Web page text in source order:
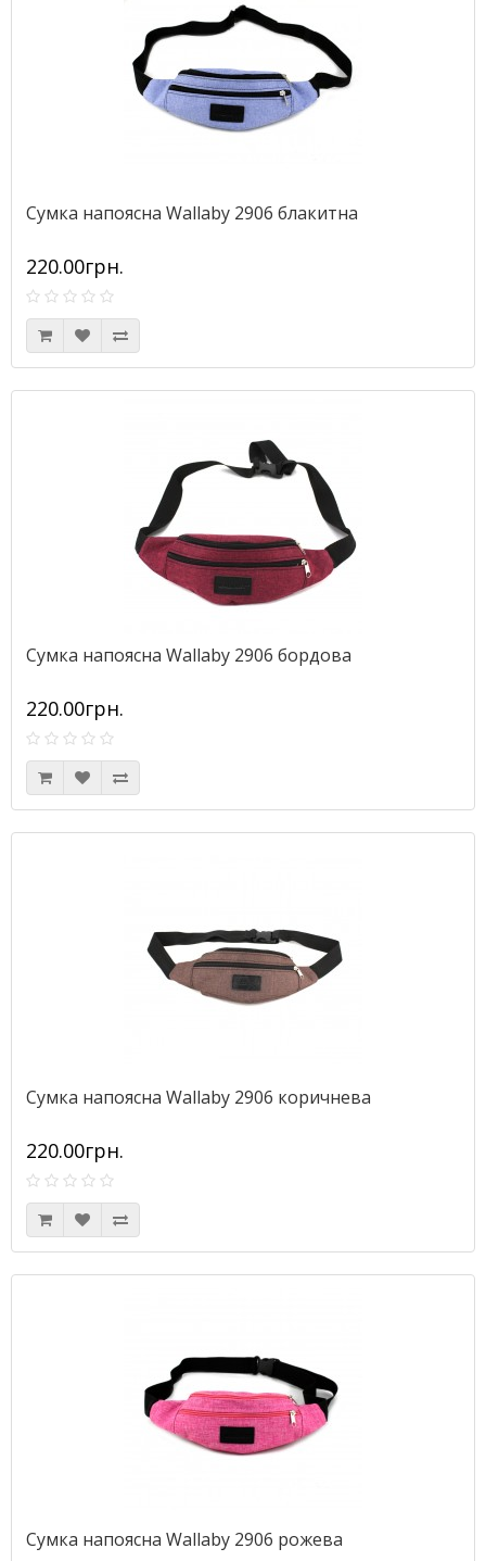
Сумка напоясна Wallaby 2906 блакитна
220.00грн.
Сумка напоясна Wallaby 2906 бордова
220.00грн.
Сумка напоясна Wallaby 2906 коричнева
220.00грн.
Сумка напоясна Wallaby 2906 рожева